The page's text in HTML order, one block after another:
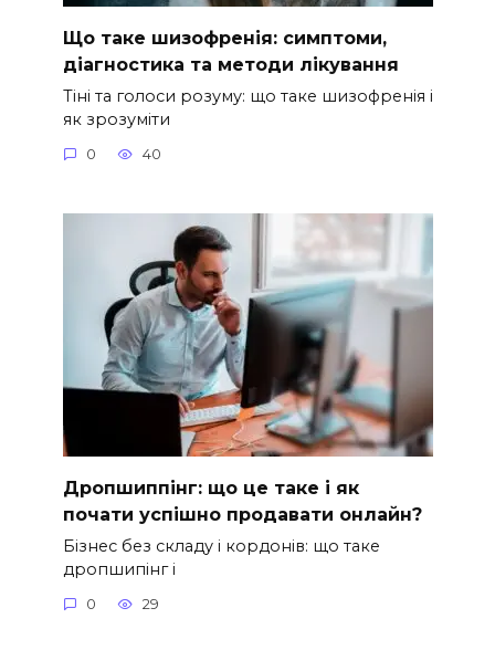
Що таке шизофренія: симптоми,
діагностика та методи лікування
Тіні та голоси розуму: що таке шизофренія і
як зрозуміти
0 40
Дропшиппінг: що це таке і як
почати успішно продавати онлайн?
Бізнес без складу і кордонів: що таке
дропшипінг і
0 29